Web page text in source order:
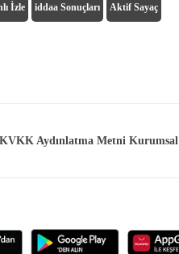
İzle iddaa Sonuçları Aktif Sayaç
KVKK Aydınlatma Metni Kurumsal